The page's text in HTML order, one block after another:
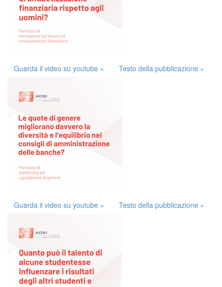
Guarda il video su youtube » Testo della pubblicazione »
Guarda il video su youtube » Testo della pubblicazione »